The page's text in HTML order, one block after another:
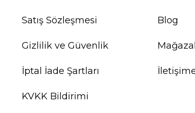
Satış Sözleşmesi
Gizlilik ve Güvenlik
İptal İade Şartları
KVKK Bildirimi
Blog